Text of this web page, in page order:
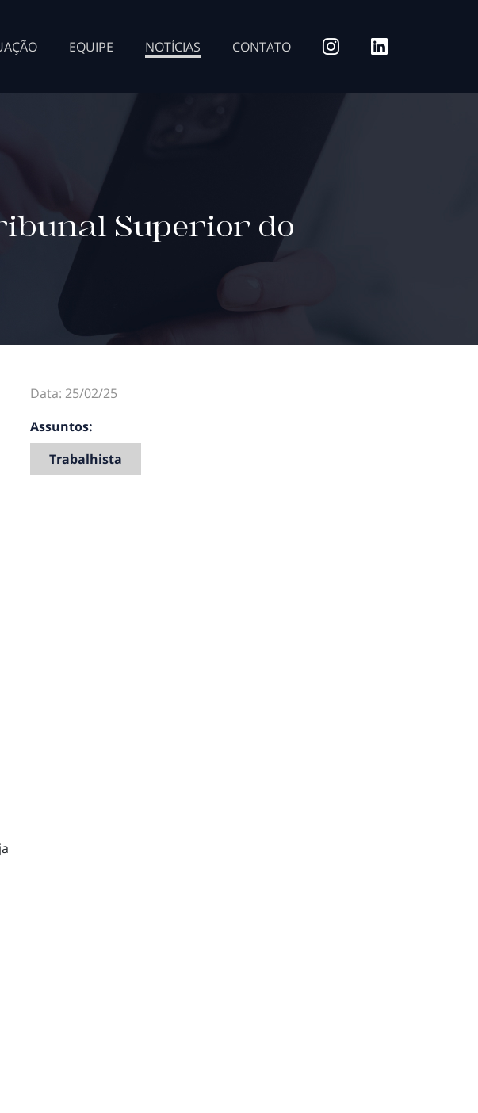
EQUIPE NOTÍCIAS CONTATO
Superior do
Data: 25/02/25
Assuntos:
Trabalhista